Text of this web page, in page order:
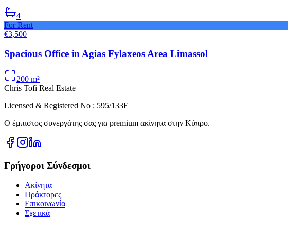
4
For Rent
€3,500
Spacious Office in Agias Fylaxeos Area Limassol
200 m²
Chris Tofi Real Estate
Licensed & Registered No : 595/133E
Ο έμπιστος συνεργάτης σας για premium ακίνητα στην Κύπρο.
Γρήγοροι Σύνδεσμοι
Ακίνητα
Πράκτορες
Επικοινωνία
Σχετικά